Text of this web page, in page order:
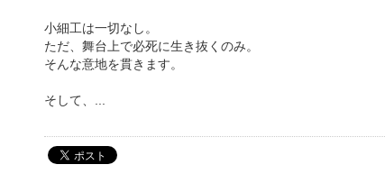
小細工は一切なし。
ただ、舞台上で必死に生き抜くのみ。
そんな意地を貫きます。
そして、...